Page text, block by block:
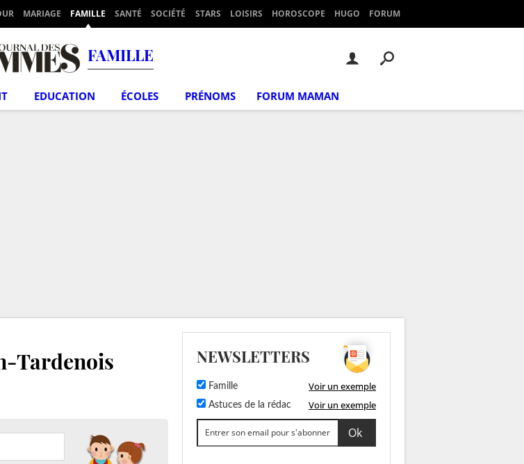
MARIAGE FAMILLE SANTÉ SOCIÉTÉ STARS LOISIRS HOROSCOPE HUGO FORUM
FAMILLE
EDUCATION ÉCOLES PRÉNOMS FORUM MAMAN
Tardenois
NEWSLETTERS
Famille Voir un exemple
Astuces de la rédac Voir un exemple